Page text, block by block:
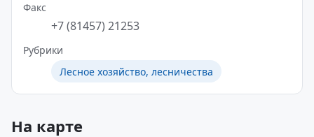
Факс
+7 (81457) 21253
Рубрики
Лесное хозяйство, лесничества
На карте